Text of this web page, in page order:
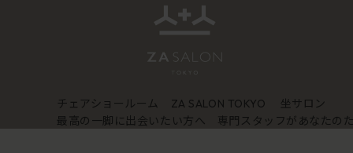
チェアショールーム ZA SALON TOKYO
坐サロン
最高の一脚に出会いたい方へ 専門スタッフがあなたの